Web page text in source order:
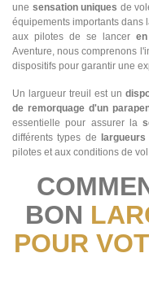
une sensation uniques de
équipements importants dans
aux pilotes de se lancer
Aventure, nous comprenons
dispositifs pour garantir une
Un largueur treuil est un
de remorquage d'un
essentielle pour assurer la
différents types de largueurs
pilotes et aux conditions de
BON
POUR